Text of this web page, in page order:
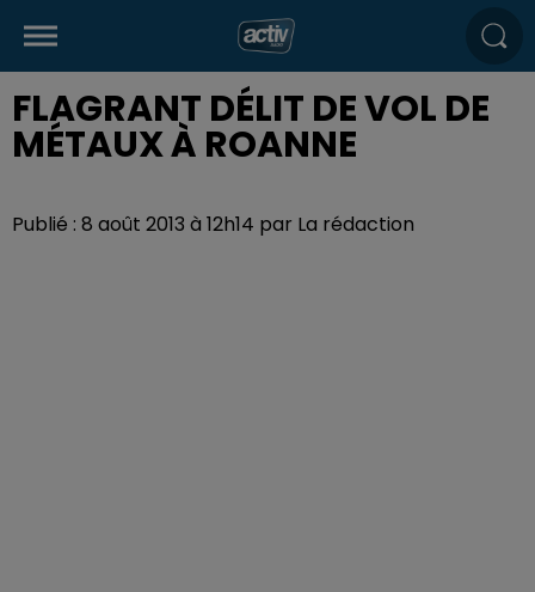
FLAGRANT DÉLIT DE VOL DE
MÉTAUX À ROANNE
Publié : 8 août 2013 à 12h14 par La rédaction